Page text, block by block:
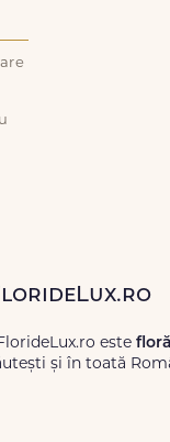
este
și în toată